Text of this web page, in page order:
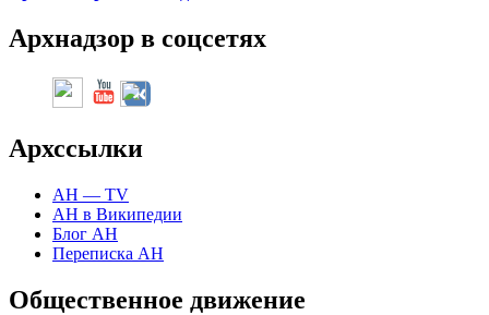
Архнадзор в соцсетях
Архссылки
АН — TV
АН в Википедии
Блог АН
Переписка АН
Общественное движение